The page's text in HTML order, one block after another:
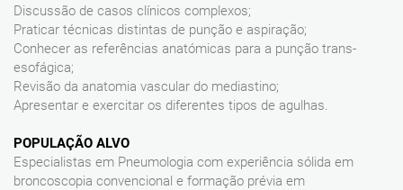
Discussão de casos clínicos complexos;
Praticar técnicas distintas de punção e aspiração;
Conhecer as referências anatómicas para a punção trans-
esofágica;
Revisão da anatomia vascular do mediastino;
Apresentar e exercitar os diferentes tipos de agulhas.
POPULAÇÃO ALVO
Especialistas em Pneumologia com experiência sólida em
broncoscopia convencional e formação prévia em